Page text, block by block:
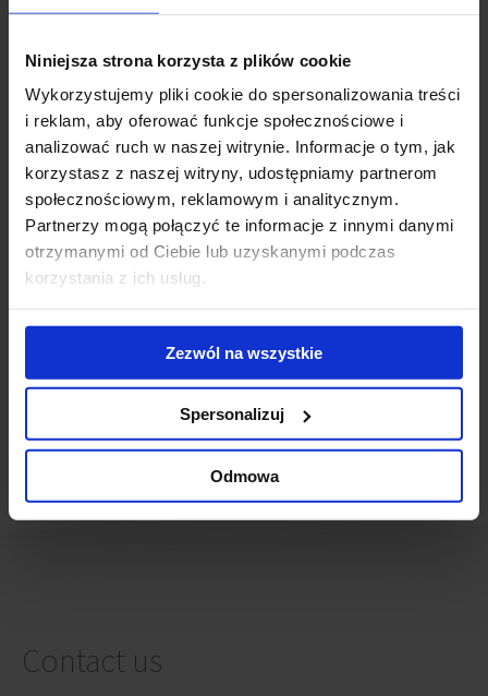
Niniejsza strona korzysta z plików cookie
Wykorzystujemy pliki cookie do spersonalizowania treści
i reklam, aby oferować funkcje społecznościowe i
analizować ruch w naszej witrynie. Informacje o tym, jak
korzystasz z naszej witryny, udostępniamy partnerom
społecznościowym, reklamowym i analitycznym.
Partnerzy mogą połączyć te informacje z innymi danymi
otrzymanymi od Ciebie lub uzyskanymi podczas
korzystania z ich usług.
Zezwól na wszystkie
Spersonalizuj
Odmowa
Lublin
Opole
Piaseczno
Piastów
Poznan
Radom
Raszyn
Rybnik
Rzeszow
Sopot
Warsaw
Zabki
Contact us